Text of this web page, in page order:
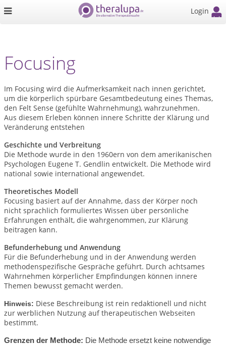
Login
Focusing
Im Focusing wird die Aufmerksamkeit nach innen gerichtet,
um die körperlich spürbare Gesamtbedeutung eines Themas,
den Felt Sense (gefühlte Wahrnehmung), wahrzunehmen.
Aus diesem Erleben können innere Schritte der Klärung und
Veränderung entstehen
Geschichte und Verbreitung
Die Methode wurde in den 1960ern von dem amerikanischen
Psychologen Eugene T. Gendlin entwickelt. Die Methode wird
national sowie international angewendet.
Theoretisches Modell
Focusing basiert auf der Annahme, dass der Körper noch
nicht sprachlich formuliertes Wissen über persönliche
Erfahrungen enthält, die wahrgenommen, zur Klärung
beitragen kann.
Befunderhebung und Anwendung
Für die Befunderhebung und in der Anwendung werden
methodenspezifische Gespräche geführt. Durch achtsames
Wahrnehmen körperlicher Empfindungen können innere
Themen bewusst gemacht werden.
Hinweis: Diese Beschreibung ist rein redaktionell und nicht
zur werblichen Nutzung auf therapeutischen Webseiten
bestimmt.
Grenzen der Methode: Die Methode ersetzt keine notwendige